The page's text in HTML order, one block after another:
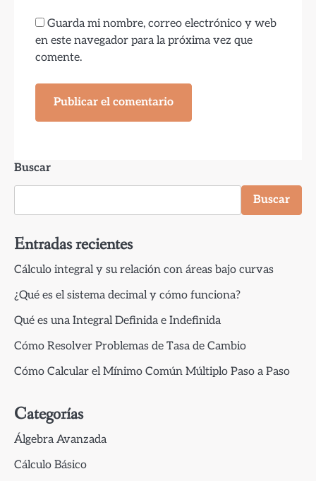
Guarda mi nombre, correo electrónico y web
en este navegador para la próxima vez que
comente.
Buscar
Buscar
Entradas recientes
Cálculo integral y su relación con áreas bajo curvas
¿Qué es el sistema decimal y cómo funciona?
Qué es una Integral Definida e Indefinida
Cómo Resolver Problemas de Tasa de Cambio
Cómo Calcular el Mínimo Común Múltiplo Paso a Paso
Categorías
Álgebra Avanzada
Cálculo Básico